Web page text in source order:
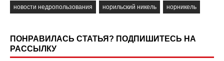
новости недропользования норильский никель норникель
ПОНРАВИЛАСЬ СТАТЬЯ? ПОДПИШИТЕСЬ НА
РАССЫЛКУ